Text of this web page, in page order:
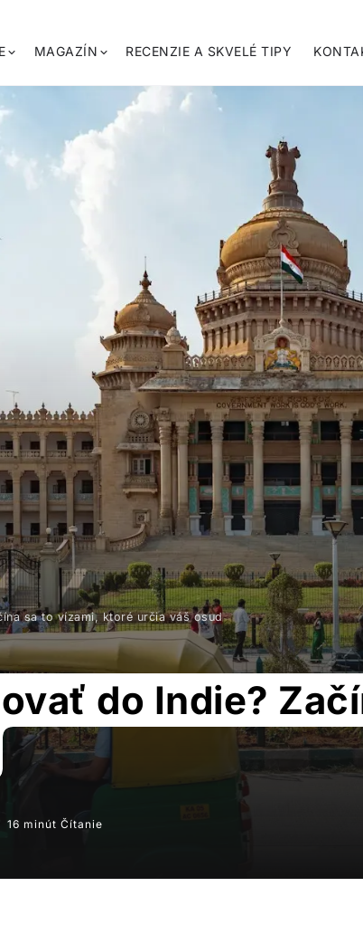
MAGAZÍN RECENZIE A SKVELÉ TIPY
sa to vízami, ktoré určia váš osud
do Indie?
16 minút Čítanie